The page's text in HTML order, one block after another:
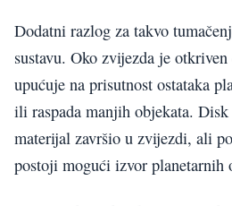
Dodatni razlog za takvo
sustavu. Oko zvijezda je
upućuje na prisutnost ostataka
ili raspada manjih objekata.
materijal završio u zvijezdi, ali
postoji mogući izvor planetarnih